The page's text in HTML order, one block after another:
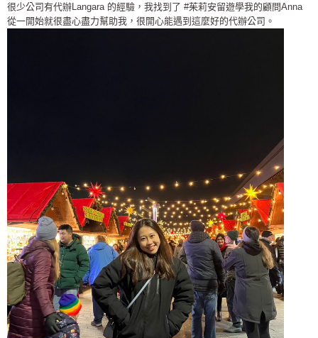
很少公司有代辦Langara 的經驗，我找到了 #茱莉安留遊學我的顧問Anna
從一開始就很盡心盡力幫助我，很開心能遇到這麼好的代辦公司。